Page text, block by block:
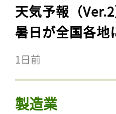
天気予報（
暑日が全国各地
1日前
製造業